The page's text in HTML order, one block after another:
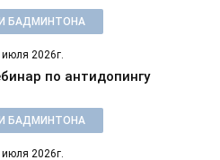
БАДМИНТОНА
2026г.
по антидопингу
БАДМИНТОНА
2026г.